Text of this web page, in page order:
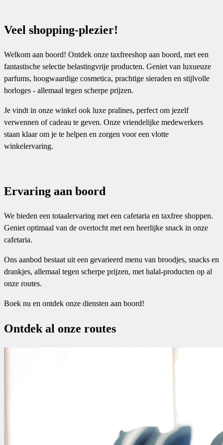
Veel shopping-plezier!
Welkom aan boord! Ontdek onze taxfreeshop aan boord, met een
fantastische selectie belastingvrije producten. Geniet van luxueuze
parfums, hoogwaardige cosmetica, prachtige sieraden en stijlvolle
horloges - allemaal tegen scherpe prijzen.
Je vindt in onze winkel ook luxe pralines, perfect om jezelf
verwennen of cadeau te geven. Onze vriendelijke medewerkers
staan klaar om je te helpen en zorgen voor een vlotte
winkelervaring.
Ervaring aan boord
We bieden een totaalervaring met een cafetaria en taxfree shoppen.
Geniet optimaal van de overtocht met een heerlijke snack in onze
cafetaria.
Ons aanbod bestaat uit een gevarieerd menu van broodjes, snacks en
drankjes, allemaal tegen scherpe prijzen, met halal-producten op al
onze routes.
Boek nu en ontdek onze diensten aan boord!
Ontdek al onze routes